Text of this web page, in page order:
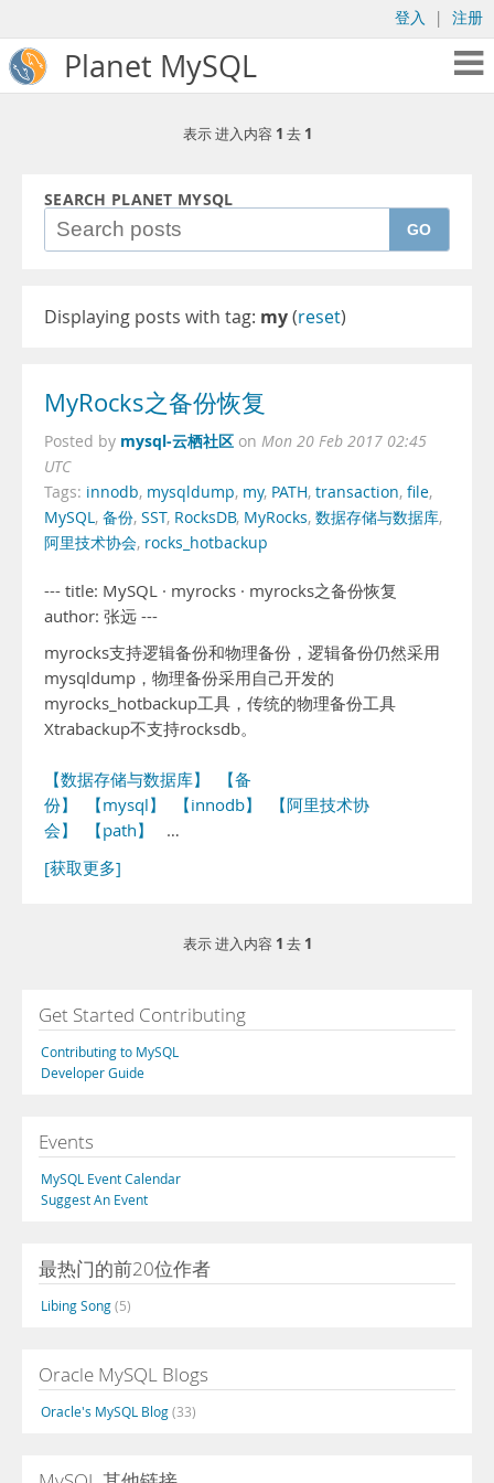
登入 | 注册
Planet MySQL
表示 进入内容 1 去 1
SEARCH PLANET MYSQL
GO
Displaying posts with tag: my(reset)
MyRocks之备份恢复
Posted by mysql-云栖社区 on Mon 20 Feb 2017 02:45
UTC
Tags: innodb, mysqldump, my, PATH, transaction, file,
MySQL, 备份, SST, RocksDB, MyRocks, 数据存储与数据库,
阿里技术协会, rocks_hotbackup
--- title: MySQL · myrocks · myrocks之备份恢复
author: 张远 ---
myrocks支持逻辑备份和物理备份，逻辑备份仍然采用
mysqldump，物理备份采用自己开发的
myrocks_hotbackup工具，传统的物理备份工具
Xtrabackup不支持rocksdb。
【数据存储与数据库】
【备
份】
【mysql】 【innodb】
【阿里技术协
会】
【path】
…
[获取更多]
表示 进入内容 1 去 1
Get Started Contributing
Contributing to MySQL
Developer Guide
Events
MySQL Event Calendar
Suggest An Event
最热门的前20位作者
Libing Song(5)
Oracle MySQL Blogs
Oracle's MySQL Blog(33)